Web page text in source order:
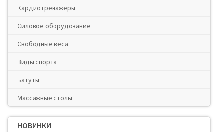
Кардиотренажеры
Силовое оборудование
Свободные веса
Виды спорта
Батуты
Массажные столы
НОВИНКИ